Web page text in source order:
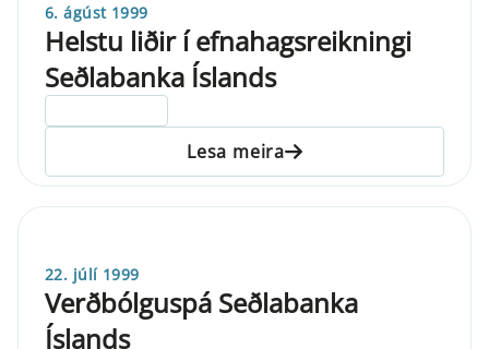
6. ágúst 1999
Helstu liðir í efnahagsreikningi
Seðlabanka Íslands
Lesa meira
22. júlí 1999
Verðbólguspá Seðlabanka
Íslands